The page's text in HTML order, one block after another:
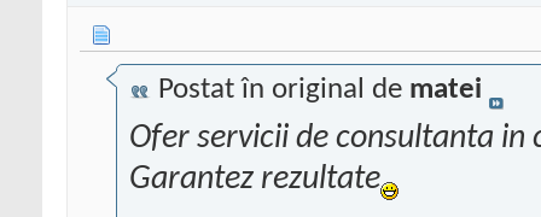
Postat în original de matei
Ofer servicii de consultanta
Garantez rezultate